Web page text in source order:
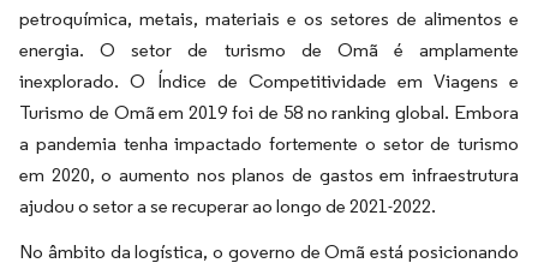
petroquímica, metais, materiais e os setores de alimentos e
energia. O setor de turismo de Omã é amplamente
inexplorado. O Índice de Competitividade em Viagens e
Turismo de Omã em 2019 foi de 58 no ranking global. Embora
a pandemia tenha impactado fortemente o setor de turismo
em 2020, o aumento nos planos de gastos em infraestrutura
ajudou o setor a se recuperar ao longo de 2021-2022.
No âmbito da logística, o governo de Omã está posicionando